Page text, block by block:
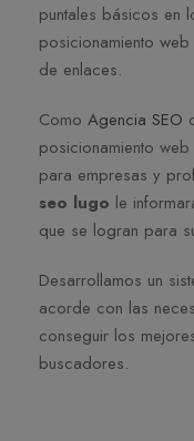
puntales básicos en
posicionamiento
de enlaces.
Como Agencia SEO
posicionamiento
para empresas y
seo lugo le
que se logran para
Desarrollamos un
acorde con las
conseguir los
buscadores.